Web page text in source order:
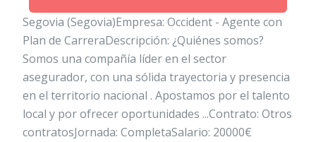
Segovia (Segovia)Empresa: Occident - Agente con
Plan de CarreraDescripción: ¿Quiénes somos?
Somos una compañía líder en el sector
asegurador, con una sólida trayectoria y presencia
en el territorio nacional . Apostamos por el talento
local y por ofrecer oportunidades ...Contrato: Otros
contratosJornada: CompletaSalario: 20000€